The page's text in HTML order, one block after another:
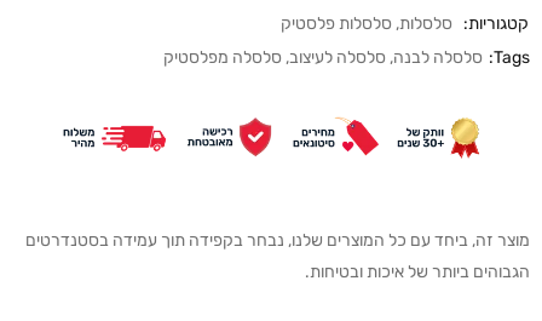
קטגוריות:
סלסלות, סלסלות פלסטיק
Tags: סלסלה לבנה, סלסלה לעיצוב, סלסלה מפלסטיק
מוצר זה, ביחד עם כל המוצרים שלנו, נבחר בקפידה תוך עמידה בסטנדרטים
הגבוהים ביותר של איכות ובטיחות.